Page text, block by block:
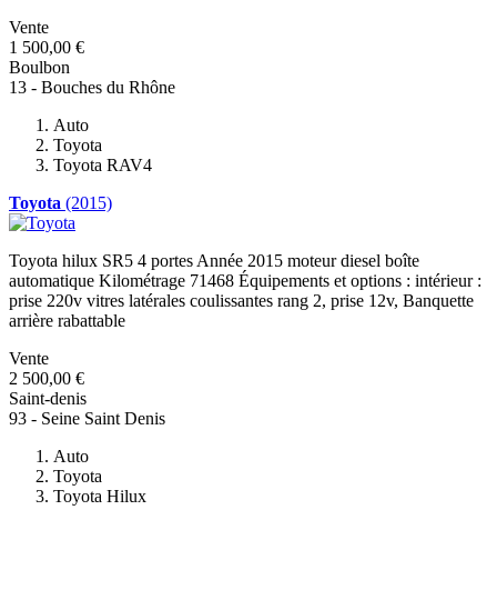
Vente
1 500,00 €
Boulbon
13 - Bouches du Rhône
Auto
Toyota
Toyota RAV4
Toyota (2015)
Toyota hilux SR5 4 portes Année 2015 moteur diesel boîte
automatique Kilométrage 71468 Équipements et options : intérieur :
prise 220v vitres latérales coulissantes rang 2, prise 12v, Banquette
arrière rabattable
Vente
2 500,00 €
Saint-denis
93 - Seine Saint Denis
Auto
Toyota
Toyota Hilux